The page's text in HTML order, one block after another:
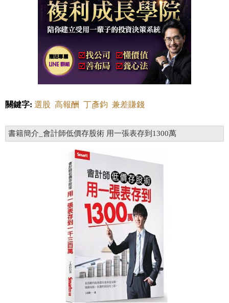
關鍵字: 選股 高報酬 丁彥鈞 兼差賺錢
書籍簡介_會計師低價存股術 用一張表存到1300萬